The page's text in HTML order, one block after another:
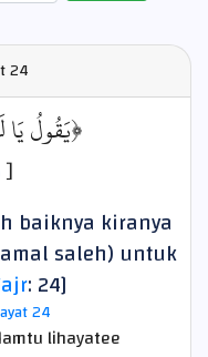
24
﴿يَقُولُ
[
baiknya kiranya
saleh) untuk
: 24]
24
lihayatee